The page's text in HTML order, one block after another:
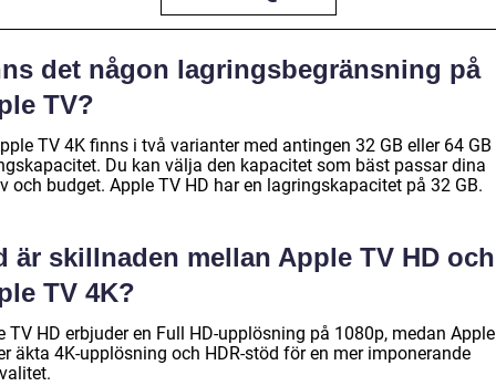
det någon lagringsbegränsning på
TV?
TV 4K finns i två varianter med antingen 32 GB eller 64 GB
Du kan välja den kapacitet som bäst passar dina
och budget. Apple TV HD har en lagringskapacitet på 32 GB.
är skillnaden mellan Apple TV HD och
TV 4K?
TV HD erbjuder en Full HD-upplösning på 1080p, medan
äkta 4K-upplösning och HDR-stöd för en mer imponerande